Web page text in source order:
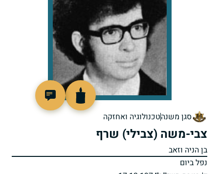
סגן משנהטכנולוגיה ואחזקה
צבי-משה (צבילי) שרף
בן הניה וזאב
נפל ביום